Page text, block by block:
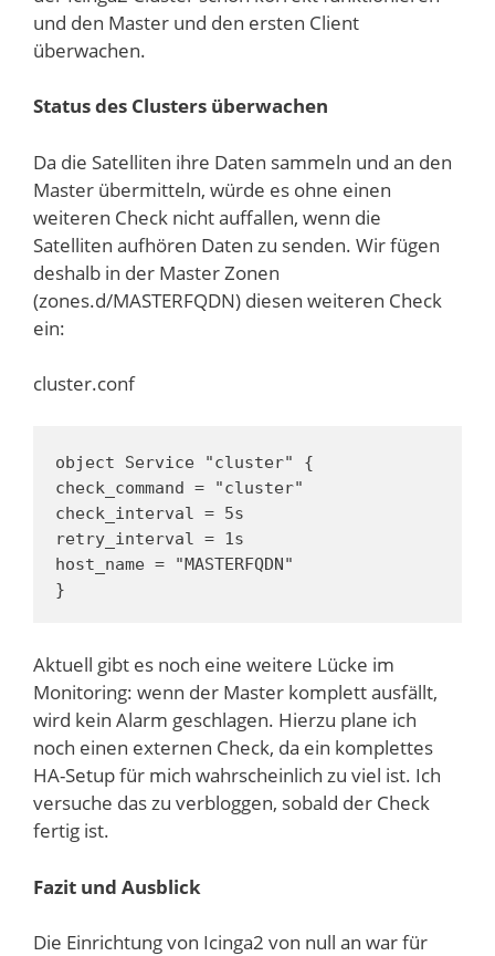
und den Master und den ersten Client
überwachen.
Status des Clusters überwachen
Da die Satelliten ihre Daten sammeln und an den
Master übermitteln, würde es ohne einen
weiteren Check nicht auffallen, wenn die
Satelliten aufhören Daten zu senden. Wir fügen
deshalb in der Master Zonen
(zones.d/MASTERFQDN) diesen weiteren Check
ein:
cluster.conf
object Service "cluster" {
check_command = "cluster"
check_interval = 5s
retry_interval = 1s
host_name = "MASTERFQDN"
}
Aktuell gibt es noch eine weitere Lücke im
Monitoring: wenn der Master komplett ausfällt,
wird kein Alarm geschlagen. Hierzu plane ich
noch einen externen Check, da ein komplettes
HA-Setup für mich wahrscheinlich zu viel ist. Ich
versuche das zu verbloggen, sobald der Check
fertig ist.
Fazit und Ausblick
Die Einrichtung von Icinga2 von null an war für